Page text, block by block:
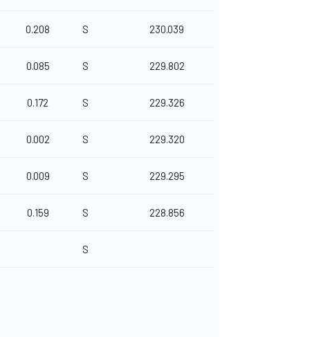
0.208 S 230.039
0.085 S 229.802
0.172 S 229.326
0.002 S 229.320
0.009 S 229.295
0.159 S 228.856
S